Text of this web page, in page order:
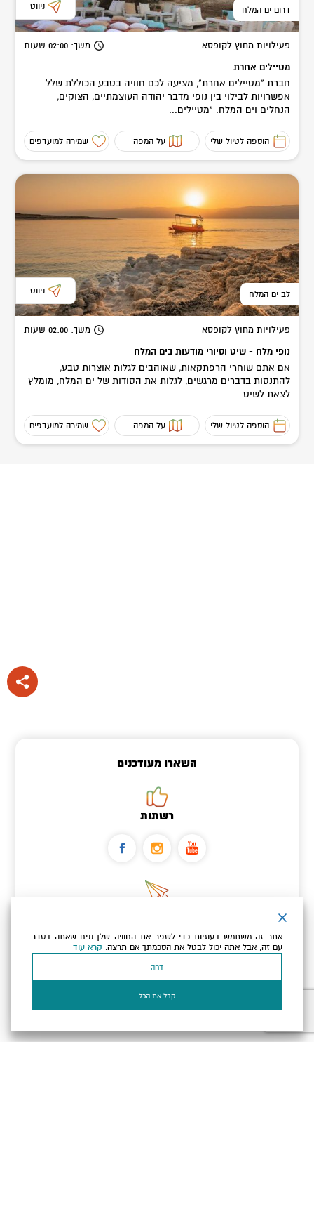
דרום ים המלח ניווט
פעילויות מחוץ לקופסא משך: 02:00 שעות
מטיילים אחרת
חברת "מטיילים אחרת", מציעה לכם חוויה בטבע הכוללת שלל
אפשרויות לבילוי בין נופי מדבר יהודה העוצמתיים, הצוקים,
הנחלים וים המלח. "מטיילים...
הוספה לטיול שלי על המפה שמירה למועדפים
לב ים המלח ניווט
פעילויות מחוץ לקופסא משך: 02:00 שעות
נופי מלח - שיט וסיורי מודעות בים המלח
אם אתם שוחרי הרפתקאות, שאוהבים לגלות אוצרות טבע,
להתנסות בדברים מרגשים, לגלות את הסודות של ים המלח, מומלץ
לצאת לשיט...
הוספה לטיול שלי על המפה שמירה למועדפים
השארו מעודכנים
רשתות
כתובת הדוא"ל שלך
אני מאשר/ת שקראתי ומסכים/הלמדיניות הפרטיות ולמדיניות
אתר זה משתמש בעוגיות כדי לשפר את החוויה שלך.נניח שאתה בסדר
עם זה, אבל אתה יכול לבטל את הסכמתך אם תרצה. קרא עוד
דחה
קבל את הכל